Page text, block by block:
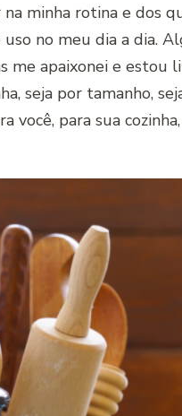
minha rotina e dos
no meu dia a dia.
me apaixonei e
seja por tamanho,
você, para sua